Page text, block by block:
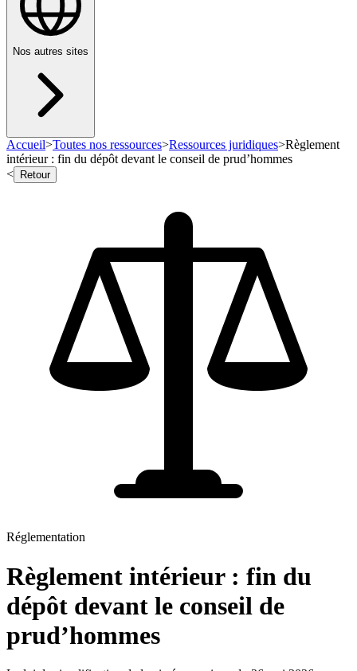
Nos autres sites
Accueil>Toutes nos ressources>Ressources juridiques>Règlement
intérieur : fin du dépôt devant le conseil de prud’hommes
<
Retour
Réglementation
Règlement intérieur : fin du
dépôt devant le conseil de
prud’hommes